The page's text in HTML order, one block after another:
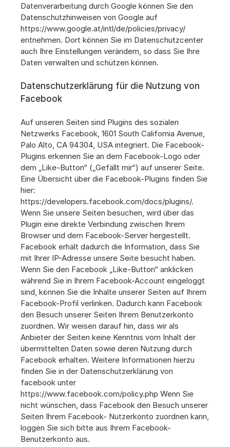
Datenverarbeitung durch Google können Sie den
Datenschutzhinweisen von Google auf
https://www.google.at/intl/de/policies/privacy/
entnehmen. Dort können Sie im Datenschutzcenter
auch Ihre Einstellungen verändern, so dass Sie Ihre
Daten verwalten und schützen können.
Datenschutzerklärung für die Nutzung von
Facebook
Auf unseren Seiten sind Plugins des sozialen
Netzwerks Facebook, 1601 South California Avenue,
Palo Alto, CA 94304, USA integriert. Die Facebook-
Plugins erkennen Sie an dem Facebook-Logo oder
dem „Like-Button“ („Gefällt mir“) auf unserer Seite.
Eine Übersicht über die Facebook-Plugins finden Sie
hier:
https://developers.facebook.com/docs/plugins/.
Wenn Sie unsere Seiten besuchen, wird über das
Plugin eine direkte Verbindung zwischen Ihrem
Browser und dem Facebook-Server hergestellt.
Facebook erhält dadurch die Information, dass Sie
mit Ihrer IP-Adresse unsere Seite besucht haben.
Wenn Sie den Facebook „Like-Button“ anklicken
während Sie in Ihrem Facebook-Account eingeloggt
sind, können Sie die Inhalte unserer Seiten auf Ihrem
Facebook-Profil verlinken. Dadurch kann Facebook
den Besuch unserer Seiten Ihrem Benutzerkonto
zuordnen. Wir weisen darauf hin, dass wir als
Anbieter der Seiten keine Kenntnis vom Inhalt der
übermittelten Daten sowie deren Nutzung durch
Facebook erhalten. Weitere Informationen hierzu
finden Sie in der Datenschutzerklärung von
facebook unter
https://www.facebook.com/policy.php Wenn Sie
nicht wünschen, dass Facebook den Besuch unserer
Seiten Ihrem Facebook- Nutzerkonto zuordnen kann,
loggen Sie sich bitte aus Ihrem Facebook-
Benutzerkonto aus.